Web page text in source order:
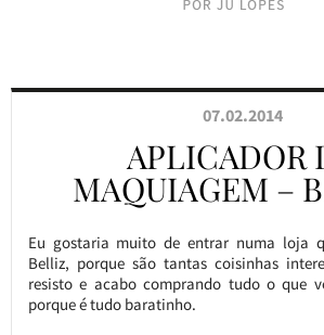
07.02.2014
APLICADOR
MAQUIAGEM –
Eu gostaria muito de entrar numa loja
Belliz, porque são tantas coisinhas
resisto e acabo comprando tudo o que
porque é tudo baratinho.